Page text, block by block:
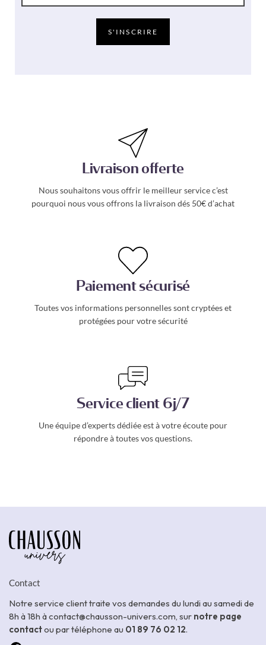
m
S'INSCRIRE
Livraison offerte
Nous souhaitons vous offrir le meilleur service c’est
pourquoi nous vous offrons la livraison dés 50€ d’achat
Paiement sécurisé
Toutes vos informations personnelles sont cryptées et
protégées pour votre sécurité
Service client 6j/7
Une équipe d’experts dédiée est à votre écoute pour
répondre à toutes vos questions.
Contact
Notre service client traite vos demandes du lundi au samedi de
8h à 18h à contact@chausson-univers.com, sur notre page
contactou par téléphone au 01 89 76 02 12.